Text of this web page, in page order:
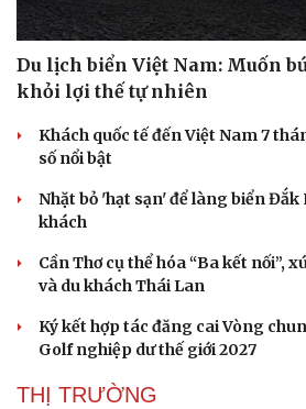
Du lịch biển Việt Nam: Muốn
khỏi lợi thế tự nhiên
Khách quốc tế đến Việt Nam 7
số nổi bật
Nhặt bỏ 'hạt sạn' để làng biển Đắk
khách
Cần Thơ cụ thể hóa “Ba kết nối”,
và du khách Thái Lan
Ký kết hợp tác đăng cai Vòng
Golf nghiệp dư thế giới 2027
THỊ TRƯỜNG